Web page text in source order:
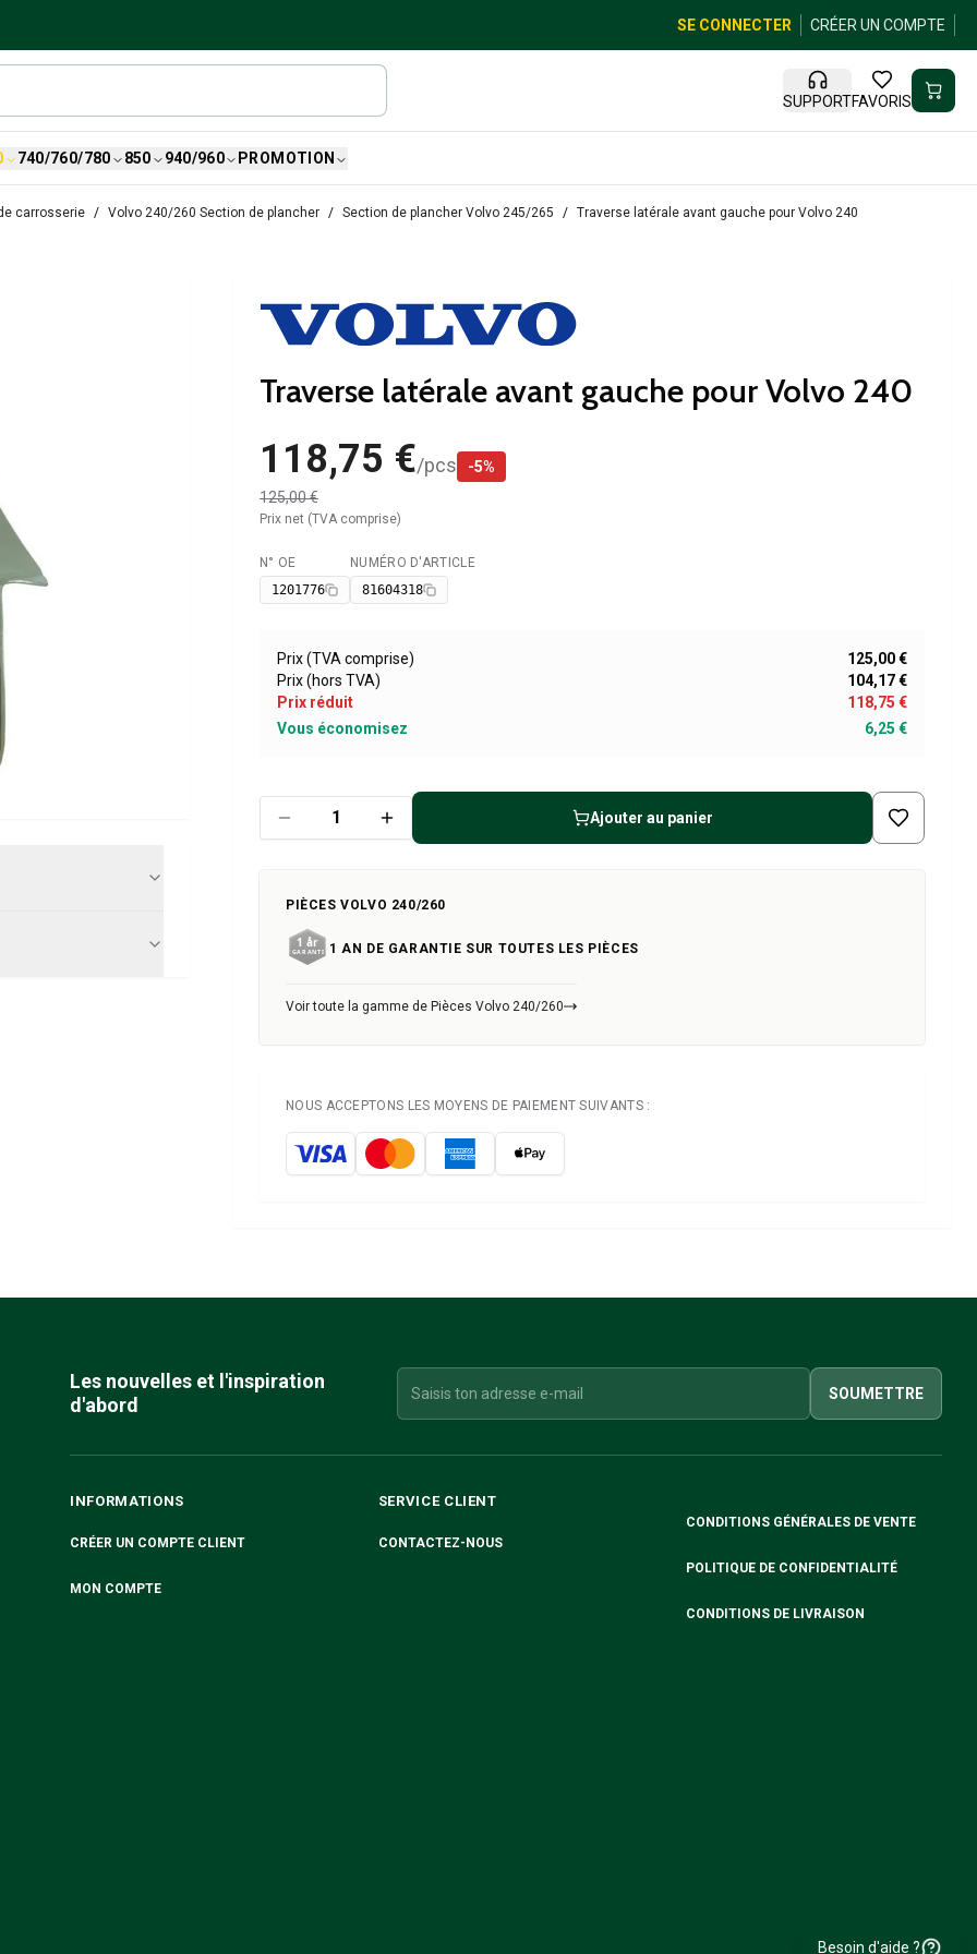
SE CONNECTER CRÉER UN COMPTE
SUPPORTFAVORIS
740/760/780 850 940/960 PROMOTION
carrosserie Volvo 240/260 Section de plancher Section de plancher Volvo 245/265 Traverse latérale avant gauche pour Volvo 240
Traverse latérale avant gauche pour Volvo 240
118,75 €/pcs -5%
125,00 €
Prix net (TVA comprise)
Disponible
N° OE
1201776
NUMÉRO D'ARTICLE
81604318
Prix (TVA comprise)
125,00 €
Prix (hors TVA)
104,17 €
Prix réduit
118,75 €
Vous économisez
6,25 €
Ajouter au panier
PIÈCES VOLVO 240/260
1 AN DE GARANTIE SUR TOUTES LES PIÈCES
Voir toute la gamme de Pièces Volvo 240/260
NOUS ACCEPTONS LES MOYENS DE PAIEMENT SUIVANTS :
Les nouvelles et l'inspiration
d'abord
SOUMETTRE
INFORMATIONS
CRÉER UN COMPTE CLIENT
MON COMPTE
SERVICE CLIENT
CONTACTEZ-NOUS
CONDITIONS GÉNÉRALES DE VENTE
POLITIQUE DE CONFIDENTIALITÉ
CONDITIONS DE LIVRAISON
Besoin d'aide ?